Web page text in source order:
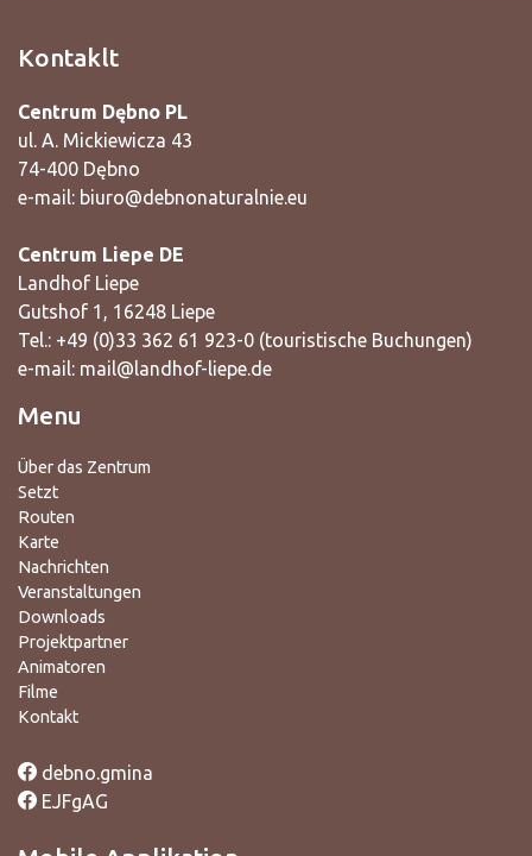
Kontaklt
Centrum Dębno PL
ul. A. Mickiewicza 43
74-400 Dębno
e-mail: biuro@debnonaturalnie.eu
Centrum Liepe DE
Landhof Liepe
Gutshof 1, 16248 Liepe
Tel.: +49 (0)33 362 61 923-0 (touristische Buchungen)
e-mail: mail@landhof-liepe.de
Menu
Über das Zentrum
Setzt
Routen
Karte
Nachrichten
Veranstaltungen
Downloads
Projektpartner
Animatoren
Filme
Kontakt
debno.gmina
EJFgAG